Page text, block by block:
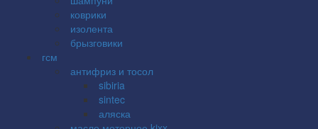
коврики
изолента
брызговики
гсм
антифриз и тосол
sibiria
sintec
аляска